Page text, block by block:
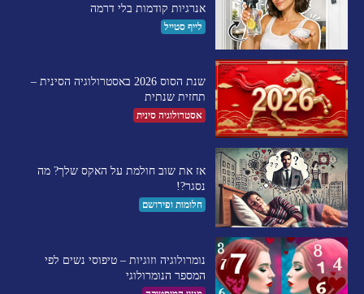
אנרגיות קודמות בלי דרמה
לייף סטייל
שנת הסוס 2026 באסטרולוגיה הסינית –
תחזית שנתית
אסטרולוגיה סינית
אז את שוב חולמת על האקס שלך? מה
נסגר?!
חלומות ופירושם
נומרולוגיה וזוגיות – טיפוסי נשים לפי
המספר הנומרולוגי